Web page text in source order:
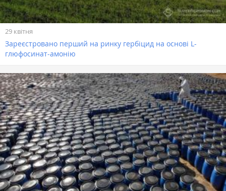
29 квітня
Зареєстровано перший на ринку гербіцид на основі L-
глюфосинат-амонію